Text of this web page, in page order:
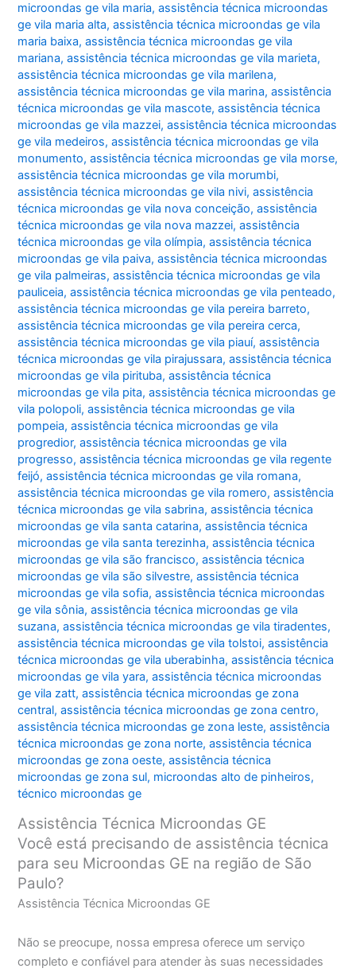
microondas ge vila maria,assistência técnica microondas
ge vila maria alta,assistência técnica microondas ge vila
maria baixa,assistência técnica microondas ge vila
mariana,assistência técnica microondas ge vila marieta,
assistência técnica microondas ge vila marilena,
assistência técnica microondas ge vila marina,assistência
técnica microondas ge vila mascote,assistência técnica
microondas ge vila mazzei,assistência técnica microondas
ge vila medeiros,assistência técnica microondas ge vila
monumento,assistência técnica microondas ge vila morse,
assistência técnica microondas ge vila morumbi,
assistência técnica microondas ge vila nivi,assistência
técnica microondas ge vila nova conceição,assistência
técnica microondas ge vila nova mazzei,assistência
técnica microondas ge vila olímpia,assistência técnica
microondas ge vila paiva,assistência técnica microondas
ge vila palmeiras,assistência técnica microondas ge vila
pauliceia,assistência técnica microondas ge vila penteado,
assistência técnica microondas ge vila pereira barreto,
assistência técnica microondas ge vila pereira cerca,
assistência técnica microondas ge vila piauí,assistência
técnica microondas ge vila pirajussara,assistência técnica
microondas ge vila pirituba,assistência técnica
microondas ge vila pita,assistência técnica microondas ge
vila polopoli,assistência técnica microondas ge vila
pompeia,assistência técnica microondas ge vila
progredior,assistência técnica microondas ge vila
progresso,assistência técnica microondas ge vila regente
feijó,assistência técnica microondas ge vila romana,
assistência técnica microondas ge vila romero,assistência
técnica microondas ge vila sabrina,assistência técnica
microondas ge vila santa catarina,assistência técnica
microondas ge vila santa terezinha,assistência técnica
microondas ge vila são francisco,assistência técnica
microondas ge vila são silvestre,assistência técnica
microondas ge vila sofia,assistência técnica microondas
ge vila sônia,assistência técnica microondas ge vila
suzana,assistência técnica microondas ge vila tiradentes,
assistência técnica microondas ge vila tolstoi,assistência
técnica microondas ge vila uberabinha,assistência técnica
microondas ge vila yara,assistência técnica microondas
ge vila zatt,assistência técnica microondas ge zona
central,assistência técnica microondas ge zona centro,
assistência técnica microondas ge zona leste,assistência
técnica microondas ge zona norte,assistência técnica
microondas ge zona oeste,assistência técnica
microondas ge zona sul, microondas alto de pinheiros,
técnico microondas ge
Assistência Técnica Microondas GE
Você está precisando de assistência técnica
para seu Microondas GE na região de São
Paulo?
Assistência Técnica Microondas GE
Não se preocupe, nossa empresa oferece um serviço
completo e confiável para atender às suas necessidades